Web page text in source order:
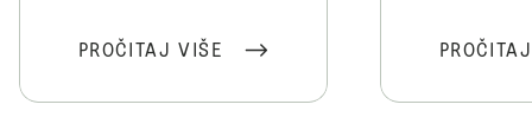
PROČITAJ VIŠE